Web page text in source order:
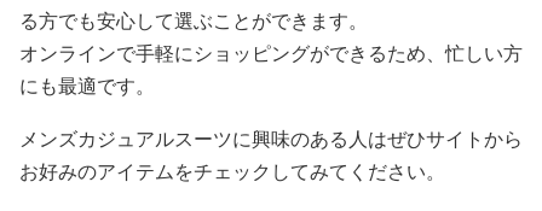
る方でも安心して選ぶことができます。
オンラインで手軽にショッピングができるため、忙しい方
にも最適です。
メンズカジュアルスーツに興味のある人はぜひサイトから
お好みのアイテムをチェックしてみてください。